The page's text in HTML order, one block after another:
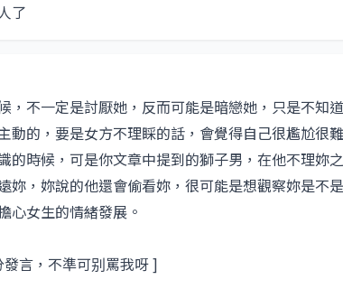
了
，不一定是討厭她，反而可能是暗戀她，只是不知
動的，要是女方不理睬的話，會覺得自己很尷尬很
的時候，可是你文章中提到的獅子男，在他不理妳
妳，妳說的他還會偷看妳，很可能是想觀察妳是不
心女生的情緒發展。
言，不準可别罵我呀 ]